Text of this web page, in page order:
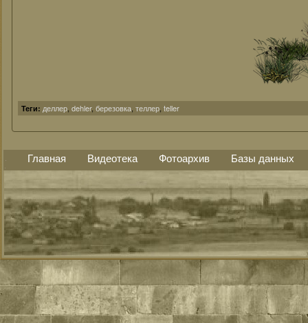
Теги: деллер dehler, березовка теллер teller
Главная Видеотека Фотоархив Базы данных